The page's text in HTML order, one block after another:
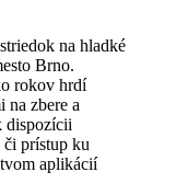
na hladké
Brno.
rokov hrdí
na zbere a
dispozícii
prístup ku
aplikácií